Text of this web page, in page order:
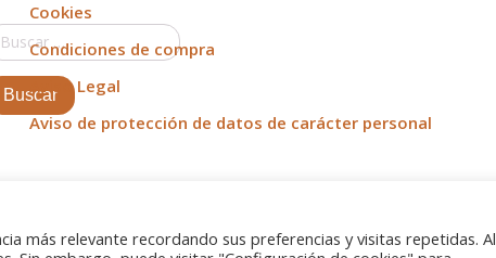
Cookies
Condiciones de compra
Aviso Legal
Aviso de protección de datos de carácter personal
más relevante recordando sus preferencias y visitas repetidas. Al